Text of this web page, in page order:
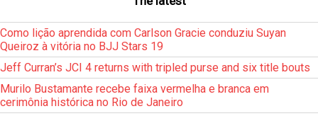
Como lição aprendida com Carlson Gracie conduziu Suyan
Queiroz à vitória no BJJ Stars 19
Jeff Curran’s JCI 4 returns with tripled purse and six title bouts
Murilo Bustamante recebe faixa vermelha e branca em
cerimônia histórica no Rio de Janeiro